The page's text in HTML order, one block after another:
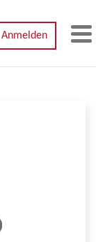
Anmelden